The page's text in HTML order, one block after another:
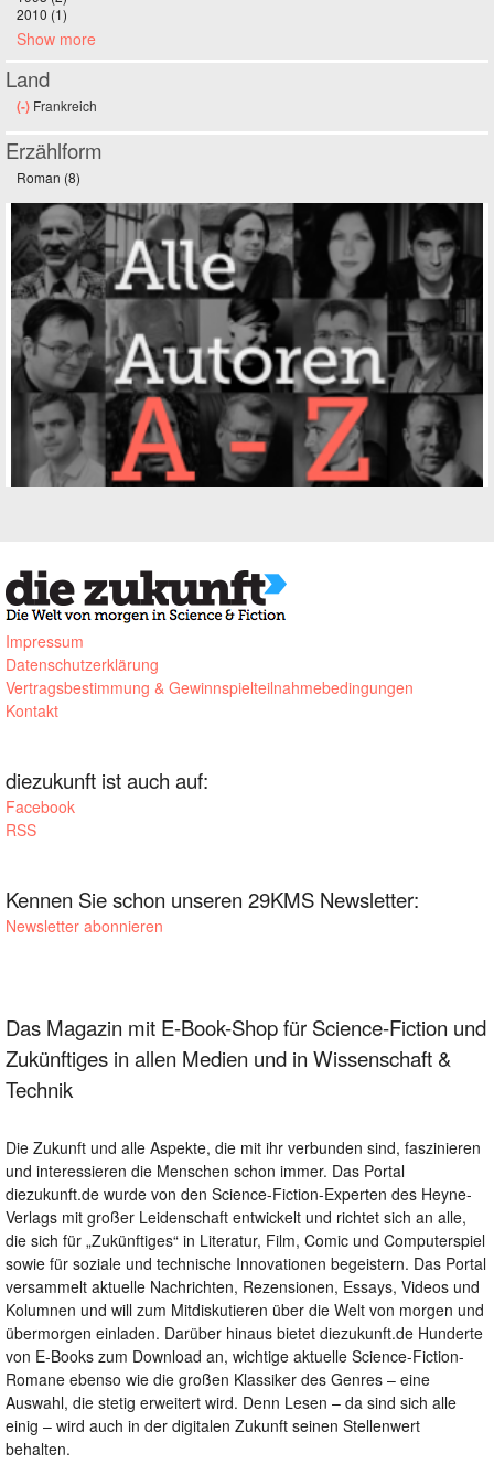
2010 (1)
Show more
Land
(-) Remove Frankreich filter
Frankreich
Erzählform
Roman (8)
Impressum
Datenschutzerklärung
Vertragsbestimmung & Gewinnspielteilnahmebedingungen
Kontakt
diezukunft ist auch auf:
Facebook
RSS
Kennen Sie schon unseren 29KMS Newsletter:
Newsletter abonnieren
Das Magazin mit E-Book-Shop für Science-Fiction und
Zukünftiges in allen Medien und in Wissenschaft &
Technik
Die Zukunft und alle Aspekte, die mit ihr verbunden sind, faszinieren
und interessieren die Menschen schon immer. Das Portal
diezukunft.de wurde von den Science-Fiction-Experten des Heyne-
Verlags mit großer Leidenschaft entwickelt und richtet sich an alle,
die sich für „Zukünftiges“ in Literatur, Film, Comic und Computerspiel
sowie für soziale und technische Innovationen begeistern. Das Portal
versammelt aktuelle Nachrichten, Rezensionen, Essays, Videos und
Kolumnen und will zum Mitdiskutieren über die Welt von morgen und
übermorgen einladen. Darüber hinaus bietet diezukunft.de Hunderte
von E-Books zum Download an, wichtige aktuelle Science-Fiction-
Romane ebenso wie die großen Klassiker des Genres – eine
Auswahl, die stetig erweitert wird. Denn Lesen – da sind sich alle
einig – wird auch in der digitalen Zukunft seinen Stellenwert
behalten.